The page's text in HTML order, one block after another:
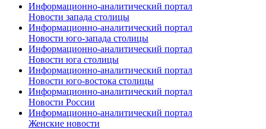
Информационно-аналитический портал
Новости запада столицы
Информационно-аналитический портал
Новости юго-запада столицы
Информационно-аналитический портал
Новости юга столицы
Информационно-аналитический портал
Новости юго-востока столицы
Информационно-аналитический портал
Новости России
Информационно-аналитический портал
Женские новости